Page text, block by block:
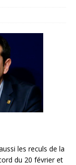
les reculs de la
du 20 février et